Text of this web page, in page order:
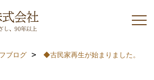
ブログ ◆古民家再生が始まりました。